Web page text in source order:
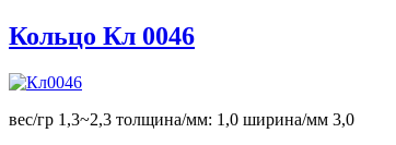
Кольцо Кл 0046
вес/гр 1,3~2,3 толщина/мм: 1,0 ширина/мм 3,0